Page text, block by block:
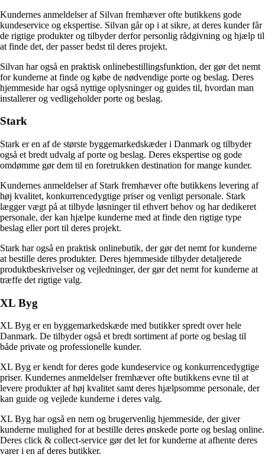
Kundernes anmeldelser af Silvan fremhæver ofte butikkens gode
kundeservice og ekspertise. Silvan går op i at sikre, at deres kunder får
de rigtige produkter og tilbyder derfor personlig rådgivning og hjælp til
at finde det, der passer bedst til deres projekt.
Silvan har også en praktisk onlinebestillingsfunktion, der gør det nemt
for kunderne at finde og købe de nødvendige porte og beslag. Deres
hjemmeside har også nyttige oplysninger og guides til, hvordan man
installerer og vedligeholder porte og beslag.
Stark
Stark er en af de største byggemarkedskæder i Danmark og tilbyder
også et bredt udvalg af porte og beslag. Deres ekspertise og gode
omdømme gør dem til en foretrukken destination for mange kunder.
Kundernes anmeldelser af Stark fremhæver ofte butikkens levering af
høj kvalitet, konkurrencedygtige priser og venligt personale. Stark
lægger vægt på at tilbyde løsninger til ethvert behov og har dedikeret
personale, der kan hjælpe kunderne med at finde den rigtige type
beslag eller port til deres projekt.
Stark har også en praktisk onlinebutik, der gør det nemt for kunderne
at bestille deres produkter. Deres hjemmeside tilbyder detaljerede
produktbeskrivelser og vejledninger, der gør det nemt for kunderne at
træffe det rigtige valg.
XL Byg
XL Byg er en byggemarkedskæde med butikker spredt over hele
Danmark. De tilbyder også et bredt sortiment af porte og beslag til
både private og professionelle kunder.
XL Byg er kendt for deres gode kundeservice og konkurrencedygtige
priser. Kundernes anmeldelser fremhæver ofte butikkens evne til at
levere produkter af høj kvalitet samt deres hjælpsomme personale, der
kan guide og vejlede kunderne i deres valg.
XL Byg har også en nem og brugervenlig hjemmeside, der giver
kunderne mulighed for at bestille deres ønskede porte og beslag online.
Deres click & collect-service gør det let for kunderne at afhente deres
varer i en af deres butikker.